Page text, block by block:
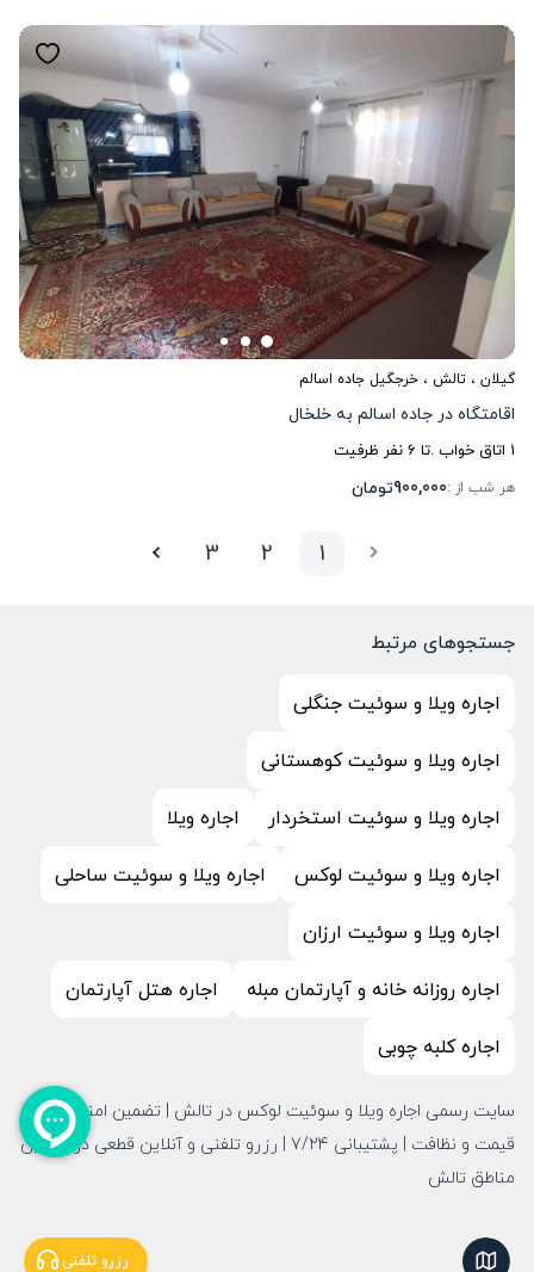
گیلان ، تالش ، خرجگیل جاده اسالم
اقامتگاه در جاده اسالم به خلخال
1 اتاق خواب .تا 6نفر ظرفیت
هر شب از :900,000تومان
1
2
3
رزرو تلفنی
جستجوهای مرتبط
اجاره ویلا و سوئیت جنگلی
اجاره ویلا و سوئیت کوهستانی
اجاره ویلا و سوئیت استخردار
اجاره ویلا
اجاره ویلا و سوئیت لوکس
اجاره ویلا و سوئیت ساحلی
اجاره ویلا و سوئیت ارزان
اجاره روزانه خانه و آپارتمان مبله
اجاره هتل آپارتمان
اجاره کلبه چوبی
سایت رسمی اجاره ویلا و سوئیت لوکس در تالش | تضمین امنیت،
قیمت و نظافت | پشتیبانی 7/24 | رزرو تلفنی و آنلاین قطعی در بهترین
مناطق تالش